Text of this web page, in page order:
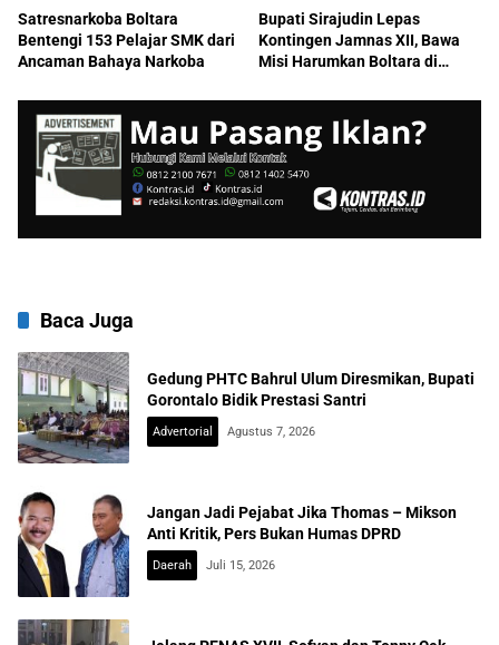
Satresnarkoba Boltara
Bentengi 153 Pelajar SMK dari
Ancaman Bahaya Narkoba
Bupati Sirajudin Lepas
Kontingen Jamnas XII, Bawa
Misi Harumkan Boltara di
Baca Juga
Gedung PHTC Bahrul Ulum Diresmikan, Bupati
Gorontalo Bidik Prestasi Santri
Advertorial Agustus 7, 2026
Jangan Jadi Pejabat Jika Thomas – Mikson
Anti Kritik, Pers Bukan Humas DPRD
Daerah Juli 15, 2026